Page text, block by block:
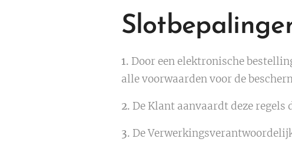
1. Door een elektronische
alle voorwaarden voor de
2. De Klant aanvaardt deze
3. De